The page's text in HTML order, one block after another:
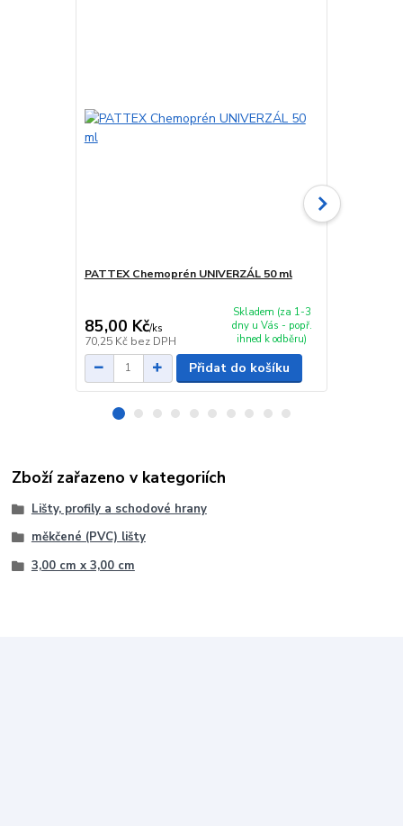
PATTEX Chemoprén UNIVERZÁL 50 ml
85,00 Kč/ks
70,25 Kč bez DPH
Skladem (za 1-3
dny u Vás - popř.
ihned k odběru)
Přidat do košíku
Zboží zařazeno v kategoriích
Lišty, profily a schodové hrany
měkčené (PVC) lišty
3,00 cm x 3,00 cm